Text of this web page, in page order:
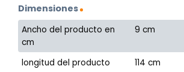
Dimensiones
Ancho del producto en
cm
9 cm
longitud del producto
114 cm